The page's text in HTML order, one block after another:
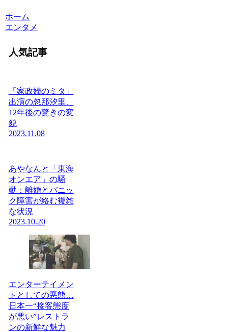
ホーム
エンタメ
人気記事
「家政婦のミタ」
出演の忽那汐里、
12年後の驚きの変
貌
2023.11.08
あやなんと「東海
オンエア」の騒
動：離婚とパニッ
ク障害が絡む複雑
な状況
2023.10.20
エンターテイメン
トとしての悪態…
日本一“接客態度
が悪い”レストラ
ンの新鮮な魅力